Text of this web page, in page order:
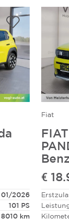
01/2026
101 PS
8010 km
Fiat
€